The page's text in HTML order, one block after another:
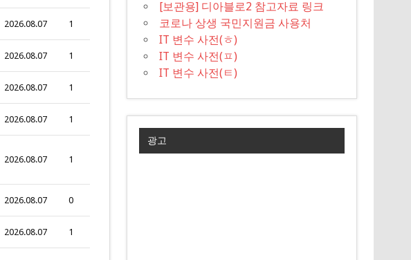
2026.08.07 1
2026.08.07 1
2026.08.07 1
2026.08.07 1
2026.08.07 1
2026.08.07 0
2026.08.07 1
[보관용] 디아블로2 참고자료 링크
코로나 상생 국민지원금 사용처
IT 변수 사전(ㅎ)
IT 변수 사전(ㅍ)
IT 변수 사전(ㅌ)
광고